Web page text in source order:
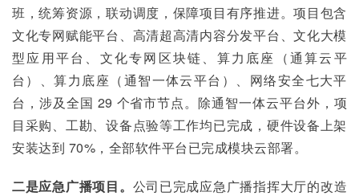
班，统筹资源，联动调度，保障项目有序推进。项目包含
文化专网赋能平台、高清超高清内容分发平台、文化大模
型应用平台、文化专网区块链、算力底座（通算云平
台）、算力底座（通智一体云平台）、网络安全七大平
台，涉及全国 29 个省市节点。除通智一体云平台外，项
目采购、工勘、设备点验等工作均已完成，硬件设备上架
安装达到 70%，全部软件平台已完成模块云部署。
二是应急广播项目。 公司已完成应急广播指挥大厅的改造